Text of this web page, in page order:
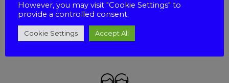
Nous réalisons des chemisiers dans des formes classiques ou
Voile de coton, la Viscose, le Polyester, le Lin Imprimé et le
Coton Imprimé.
However, you may visit "Cookie Settings" to
provide a controlled consent.
Cookie Settings Accept All